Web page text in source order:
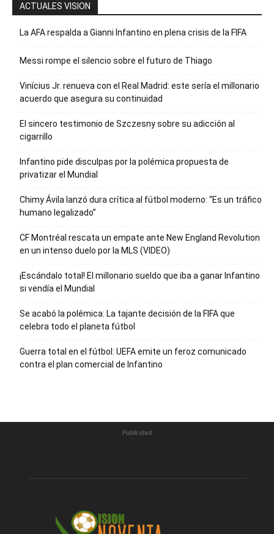
ACTUALES VISION
La AFA respalda a Gianni Infantino en plena crisis de la FIFA
Messi rompe el silencio sobre el futuro de Thiago
Vinícius Jr. renueva con el Real Madrid: este sería el millonario
acuerdo que asegura su continuidad
El sincero testimonio de Szczesny sobre su adicción al
cigarrillo
Infantino pide disculpas por la polémica propuesta de
privatizar el Mundial
Chimy Ávila lanzó dura crítica al fútbol moderno: “Es un tráfico
humano legalizado”
CF Montréal rescata un empate ante New England Revolution
en un intenso duelo por la MLS (VIDEO)
¡Escándalo total! El millonario sueldo que iba a ganar Infantino
si vendía el Mundial
Se acabó la polémica: La tajante decisión de la FIFA que
celebra todo el planeta fútbol
Guerra total en el fútbol: UEFA emite un feroz comunicado
contra el plan comercial de Infantino
Publicidad